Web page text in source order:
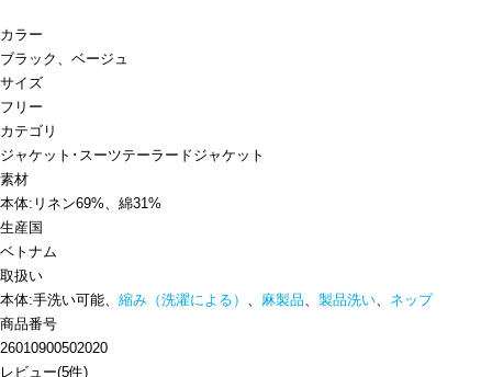
カラー
ブラック、ベージュ
サイズ
フリー
カテゴリ
ジャケット･スーツテーラードジャケット
素材
本体:リネン69%、綿31%
生産国
ベトナム
取扱い
本体:手洗い可能、 縮み（洗濯による） 、 麻製品、 製品洗い、 ネップ
商品番号
26010900502020
レビュー(5件)